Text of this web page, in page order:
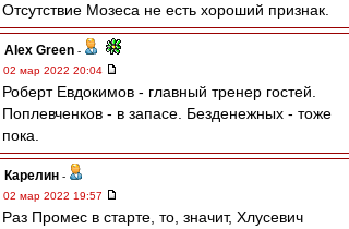
Отсутствие Мозеса не есть хороший признак.
Alex Green -
02 мар 2022 20:04
Роберт Евдокимов - главный тренер гостей.
Поплевченков - в запасе. Безденежных - тоже
пока.
Карелин -
02 мар 2022 19:57
Раз Промес в старте, то, значит, Хлусевич